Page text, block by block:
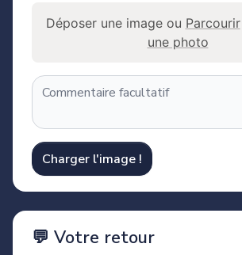
Déposer une image ou Parcourir
une photo
Charger l'image !
💬 Votre retour